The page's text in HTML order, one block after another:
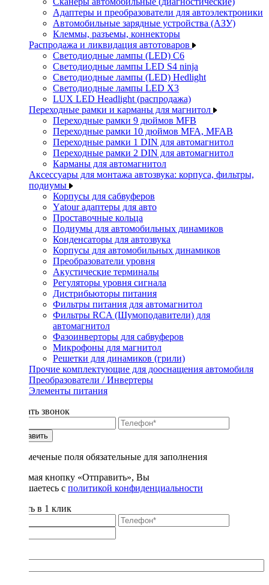
Адаптеры и преобразователи для автоэлектроники
Автомобильные зарядные устройства (АЗУ)
Клеммы, разъемы, коннекторы
Распродажа и ликвидация автотоваров
Светодиодные лампы (LED) C6
Светодиодные лампы LED S4 ninja
Светодиодные лампы (LED) Hedlight
Светодиодные лампы LED X3
LUX LED Headlight (распродажа)
Переходные рамки и карманы для магнитол
Переходные рамки 9 дюймов MFB
Переходные рамки 10 дюймов MFA, MFAB
Переходные рамки 1 DIN для автомагнитол
Переходные рамки 2 DIN для автомагнитол
Карманы для автомагнитол
Аксессуары для монтажа автозвука: корпуса, фильтры,
подиумы
Корпусы для сабвуферов
Yаtour адаптеры для авто
Проставочные кольца
Подиумы для автомобильных динамиков
Конденсаторы для автозвука
Корпусы для автомобильных динамиков
Преобразователи уровня
Акустические терминалы
Регуляторы уровня сигнала
Дистрибьюторы питания
Фильтры питания для автомагнитол
Фильтры RCA (Шумоподавители) для
автомагнитол
Фазоинверторы для сабвуферов
Микрофоны для магнитол
Решетки для динамиков (грили)
Прочие комплектующие для дооснащения автомобиля
Преобразователи / Инвертеры
Элементы питания
Заказать звонок
Отправить
* - отмеченые поля обязательные для заполнения
Нажимая кнопку «Отправить», Вы
соглашаетесь с политикой конфиденциальности
Купить в 1 клик